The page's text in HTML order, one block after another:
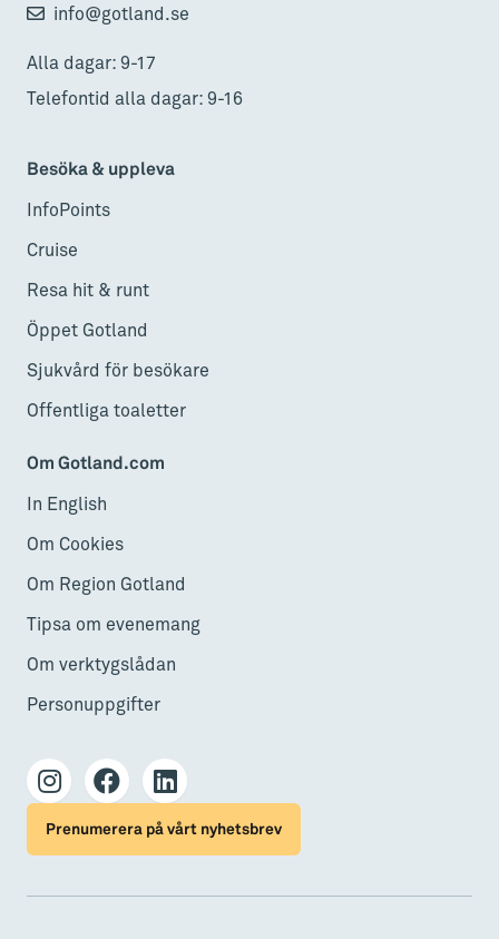
info@gotland.se
Alla dagar: 9-17
Telefontid alla dagar: 9-16
Besöka & uppleva
InfoPoints
Cruise
Resa hit & runt
Öppet Gotland
Sjukvård för besökare
Offentliga toaletter
Om Gotland.com
In English
Om Cookies
Om Region Gotland
Tipsa om evenemang
Om verktygslådan
Personuppgifter
Prenumerera på vårt nyhetsbrev